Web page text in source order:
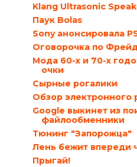
Klang Ultrasonic
Паук Bolas
Sony анонсировала
Оговорочка по
Мода 60-х и 70-х
очки
Сырные рогалики
Обзор электронного
Google выкинет из
файлообменники
Тюнинг "Запорожца"
Лень бежит впереди
Прыгай!